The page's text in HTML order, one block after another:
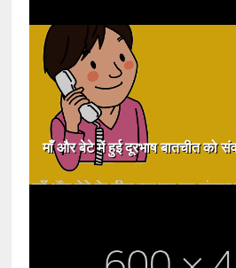
माँ और बेटे में हुई दूरभाष बातचीत को